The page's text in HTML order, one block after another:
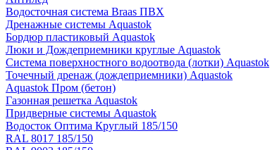
Водосточная система Braas ПВХ
Дренажные системы Aquastok
Бордюр пластиковый Aquastok
Люки и Дождеприемники круглые Aquastok
Система поверхностного водоотвода (лотки) Aquastok
Точечный дренаж (дождеприемники) Aquastok
Aquastok Пром (бетон)
Газонная решетка Aquastok
Придверные системы Aquastok
Водосток Оптима Круглый 185/150
RAL 8017 185/150